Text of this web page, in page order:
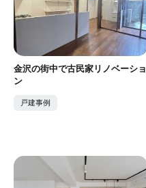
金沢の街中で古民家リノベーショ
ン
戸建事例